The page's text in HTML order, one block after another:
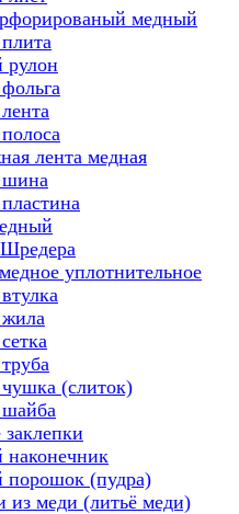
медный
лента медная
уплотнительное
(слиток)
(пудра)
из меди (литьё меди)